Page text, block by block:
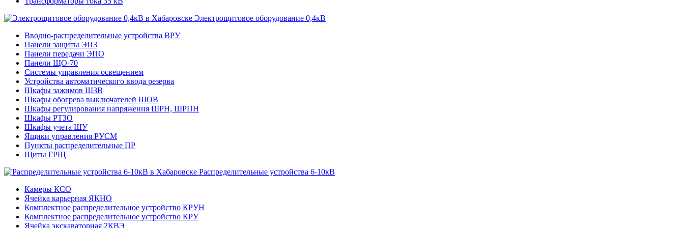
Электрощитовое оборудование 0,4кВ
Вводно-распределительные устройства ВРУ
Панели защиты ЭПЗ
Панели передачи ЭПО
Панели ЩО-70
Системы управления освещением
Устройства автоматического ввода резерва
Шкафы зажимов ШЗВ
Шкафы обогрева выключателей ШОВ
Шкафы регулирования напряжения ШРН, ШРПН
Шкафы РТЗО
Шкафы учета ШУ
Ящики управления РУСМ
Пункты распределительные ПР
Щиты ГРЩ
Распределительные устройства 6-10кВ
Камеры КСО
Ячейка карьерная ЯКНО
Комплектное распределительное устройство КРУН
Комплектное распределительное устройство КРУ
Ячейка экскаваторная 2КВЭ